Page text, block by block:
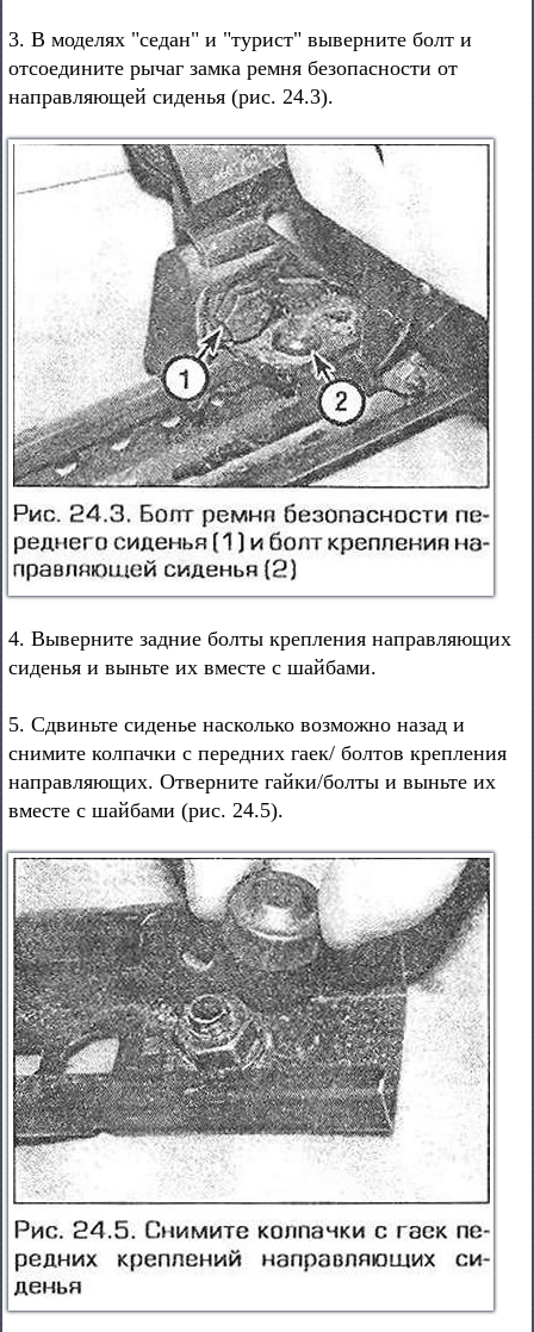
3. В моделях "седан" и "турист" выверните болт и
отсоедините рычаг замка ремня безопасности от
направляющей сиденья (рис. 24.3).
4. Выверните задние болты крепления направляющих
сиденья и выньте их вместе с шайбами.
5. Сдвиньте сиденье насколько возможно назад и
снимите колпачки с передних гаек/ болтов крепления
направляющих. Отверните гайки/болты и выньте их
вместе с шайбами (рис. 24.5).